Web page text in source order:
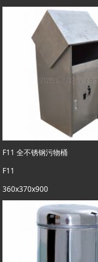
F11 全不锈钢污物桶
F11
360x370x900